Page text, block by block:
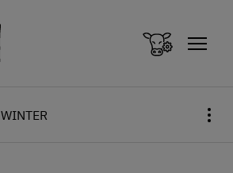
WINTER